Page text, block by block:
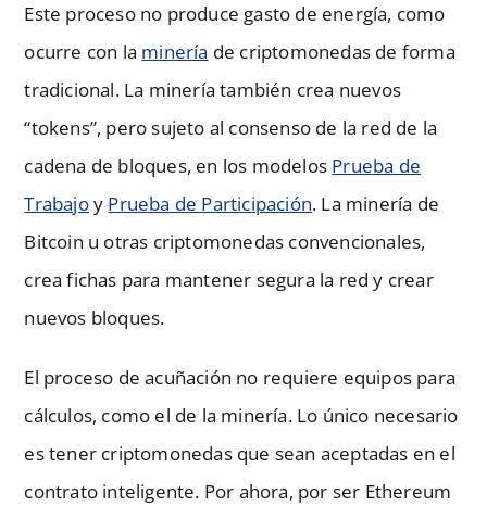
Este proceso no produce gasto de energía, como
ocurre con la minería de criptomonedas de forma
tradicional. La minería también crea nuevos
“tokens”, pero sujeto al consenso de la red de la
cadena de bloques, en los modelos Prueba de
Trabajoy Prueba de Participación. La minería de
Bitcoin u otras criptomonedas convencionales,
crea fichas para mantener segura la red y crear
nuevos bloques.
El proceso de acuñación no requiere equipos para
cálculos, como el de la minería. Lo único necesario
es tener criptomonedas que sean aceptadas en el
contrato inteligente. Por ahora, por ser Ethereum